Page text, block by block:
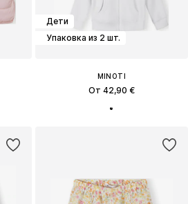
Дети
Упаковка из 2 шт.
MINOTI
От 42,90 €